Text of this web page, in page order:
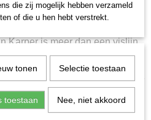
koning van de
Karper is meer dan een vislijn,
de ware karperheld. Kies voor
en langdurig visplezier.
verrassen door de vangsten die
Karper mogelijk maakt.
De keuze is simpel.
die zij mogelijk hebben verzameld
of die u hen hebt verstrekt.
tonen Selectie toestaan
toestaan Nee, niet akkoord